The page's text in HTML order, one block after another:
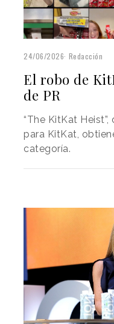
24/06/2026 Redacción
El robo de
de PR
“The KitKat
para KitKat,
categoría.